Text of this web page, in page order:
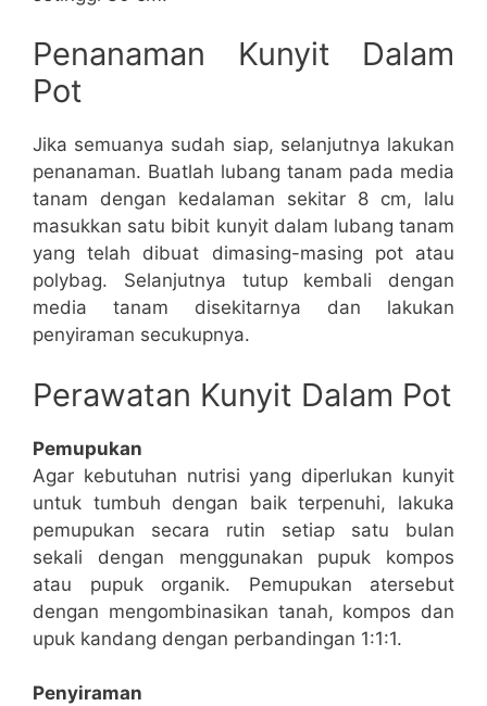
Penanaman Kunyit Dalam
Pot
Jika semuanya sudah siap, selanjutnya lakukan
penanaman. Buatlah lubang tanam pada media
tanam dengan kedalaman sekitar 8 cm, lalu
masukkan satu bibit kunyit dalam lubang tanam
yang telah dibuat dimasing-masing pot atau
polybag. Selanjutnya tutup kembali dengan
media tanam disekitarnya dan lakukan
penyiraman secukupnya.
Perawatan Kunyit Dalam Pot
Pemupukan
Agar kebutuhan nutrisi yang diperlukan kunyit
untuk tumbuh dengan baik terpenuhi, lakuka
pemupukan secara rutin setiap satu bulan
sekali dengan menggunakan pupuk kompos
atau pupuk organik. Pemupukan atersebut
dengan mengombinasikan tanah, kompos dan
upuk kandang dengan perbandingan 1:1:1.
Penyiraman